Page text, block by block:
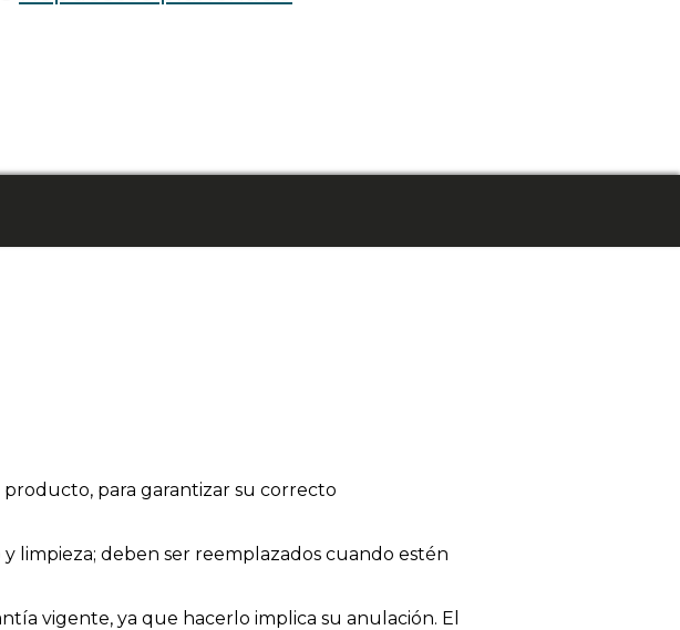
para garantizar su correcto
limpieza; deben ser reemplazados cuando estén
vigente, ya que hacerlo implica su anulación. El